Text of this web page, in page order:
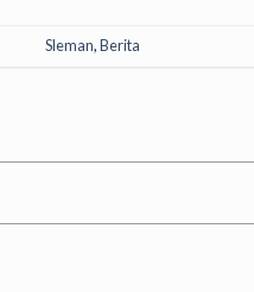
Sleman,Berita